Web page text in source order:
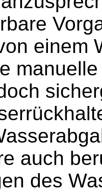
einem
auch
des